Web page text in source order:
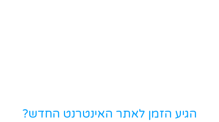
הגיע הזמן לאתר האינטרנט החדש?